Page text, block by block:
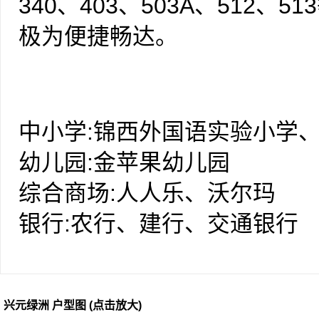
力推出的围合型生态景观大
景观花园，与4000亩湿地阔
光明和，快乐的心情伴随每
40-120㎡精致空间，舒适实
求；15万起的适中总价，打
贵的礼遇。
340、403、503A、512、
极为便捷畅达。
中小学:锦西外国语实验小学
幼儿园:金苹果幼儿园
综合商场:人人乐、沃尔玛
银行:农行、建行、交通银行
兴元绿洲 户型图 (点击放大)